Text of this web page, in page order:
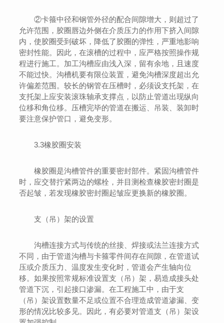
②卡箍中径和钢管外径的配合间隙增大，则超过了
允许范围，胶圈唇边外侧在介质压力的作用下挤入间隙
内，使胶圈受到破坏，降低了胶圈的弹性，严重地影响
密封性能。因此，在滚槽的过程中，应严格按照操作规
程进行施工。加工沟槽应由浅入深，留有余地，且速度
不能过快。沟槽机要有限位装置，避免沟槽深度超出允
许偏差范围。较长的钢管在压槽时，必须设支托架，在
支托架上应安装滚珠轴承支撑点，以防止管道出现纵向
位移和角位移。压槽完毕的管道在搬运、吊装、装卸时
要注意保护管口，避免变形。
3.3橡胶圈安装
橡胶圈是沟槽管件的重要密封部件。紧固沟槽管件
时，应交替拧紧两边的螺栓，并目测检查橡胶密封圈是
否起皱，若发现橡胶密封圈起皱应更换新的橡胶圈。
支（吊）架的设置
沟槽连接方式与传统的丝接、焊接或法兰连接方式
不同，由于管道沟槽与卡箍零件间存在间隙，在管道试
压或介质压力、温度发生变化时，管道会产生轴向位
移。如果按照常规标准设置支（吊）架，易造成接头处
管道下沉，引起接口渗漏。在工程施工中，由于支
（吊）架设置数量不足或位置不合理造成管道渗漏、变
形的情况比较多见。因此，有必要对管道支（吊）架设